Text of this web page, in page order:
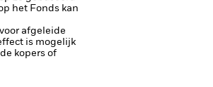
het Fonds kan
afgeleide
is mogelijk
kopers of